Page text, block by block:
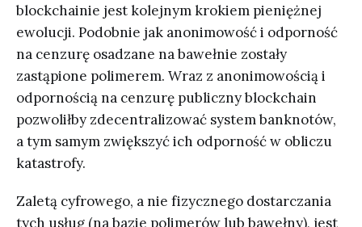
blockchainie jest kolejnym krokiem pieniężnej
ewolucji. Podobnie jak anonimowość i odporność
na cenzurę osadzane na bawełnie zostały
zastąpione polimerem. Wraz z anonimowością i
odpornością na cenzurę publiczny blockchain
pozwoliłby zdecentralizować system banknotów,
a tym samym zwiększyć ich odporność w obliczu
katastrofy.
Zaletą cyfrowego, a nie fizycznego dostarczania
tych usług (na bazie polimerów lub bawełny), jest